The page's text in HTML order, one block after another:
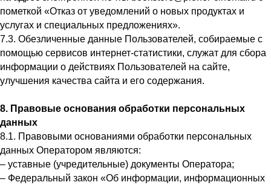
пометкой «Отказ от уведомлений о новых продуктах и
услугах и специальных предложениях».
7.3. Обезличенные данные Пользователей, собираемые с
помощью сервисов интернет-статистики, служат для сбора
информации о действиях Пользователей на сайте,
улучшения качества сайта и его содержания.
8. Правовые основания обработки персональных
данных
8.1. Правовыми основаниями обработки персональных
данных Оператором являются:
– уставные (учредительные) документы Оператора;
– Федеральный закон «Об информации, информационных